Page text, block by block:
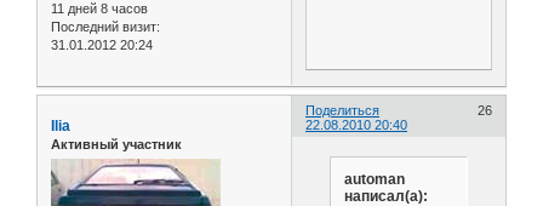
11 дней 8 часов
Последний визит:
31.01.2012 20:24
Поделиться
26
22.08.2010 20:40
Ilia
Активный участник
automan
написал(а):